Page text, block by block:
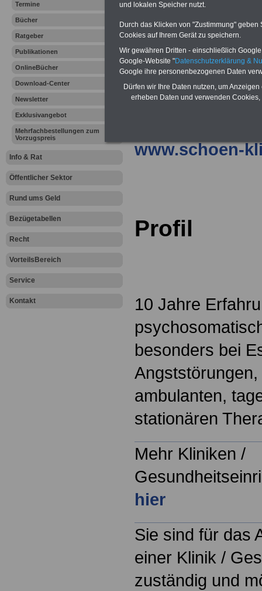
Termine
Bücher
Ratgeber
Publikationen
OnlineBücher
Download-Center
Newsletter
Exklusivangebot
Mehrfachbestellungen zum
Vorzugspreis
Info & Rat
Öffentlicher Sektor
Rund ums Geld
Bezügetabellen
Recht
VorteilsBereich
Service
Kontakt
Michael Stannuis
Dehnhaide 120
22081 Hamburg
Tel.: 040 / 2092-
Fax: 040 /
www.schoen-
Profil
10 Jahre
besonders bei
ambulanten,
stationären
Mehr Kliniken /
hier
Sie sind für das
einer Klinik /
zuständig und
und lokalen Speicher nutzt.
Durch das Klicken von "Zustimmung"
Cookies auf Ihrem Gerät zu speichern.
Wir gewähren Dritten - einschließlich
Google-Website "Datenschutzerklärung &
Google ihre personenbezogenen Daten
Dürfen wir Ihre Daten nutzen, um
erheben Daten und verwenden